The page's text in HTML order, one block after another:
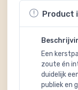
Product
Een
zoute én
duidelijk
publiek en